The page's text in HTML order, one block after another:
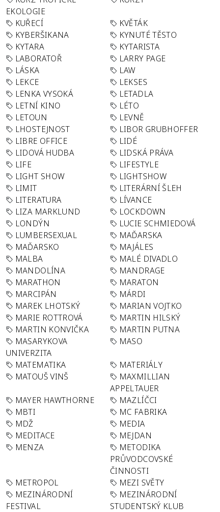
EKOLOGIE
KUŘECÍ
KVĚTÁK
KYBERŠIKANA
KYNUTÉ TĚSTO
KYTARA
KYTARISTA
LABORATOŘ
LARRY PAGE
LÁSKA
LAW
LEKCE
LEKSES
LENKA VYSOKÁ
LETADLA
LETNÍ KINO
LÉTO
LETOUN
LEVNĚ
LHOSTEJNOST
LIBOR GRUBHOFFER
LIBRE OFFICE
LIDÉ
LIDOVÁ HUDBA
LIDSKÁ PRÁVA
LIFE
LIFESTYLE
LIGHT SHOW
LIGHTSHOW
LIMIT
LITERÁRNÍ ŠLEH
LITERATURA
LÍVANCE
LIZA MARKLUND
LOCKDOWN
LONDÝN
LUCIE SCHMIEDOVÁ
LUMBERSEXUAL
MAĎARSKA
MAĎARSKO
MAJÁLES
MALBA
MALÉ DIVADLO
MANDOLÍNA
MANDRAGE
MARATHON
MARATON
MARCIPÁN
MÁRDI
MAREK LHOTSKÝ
MARIAN VOJTKO
MARIE ROTTROVÁ
MARTIN HILSKÝ
MARTIN KONVIČKA
MARTIN PUTNA
MASARYKOVA
UNIVERZITA
MASO
MATEMATIKA
MATERIÁLY
MATOUŠ VINŠ
MAXMILLIAN
APPELTAUER
MAYER HAWTHORNE
MAZLÍČCI
MBTI
MC FABRIKA
MDŽ
MEDIA
MEDITACE
MEJDAN
MENZA
METODIKA
PRŮVODCOVSKÉ
ČINNOSTI
METROPOL
MEZI SVĚTY
MEZINÁRODNÍ
FESTIVAL
MEZINÁRODNÍ
STUDENTSKÝ KLUB